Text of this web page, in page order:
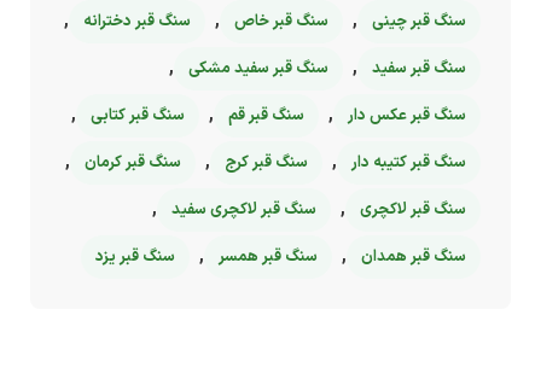
سنگ قبر چینی , سنگ قبر خاص , سنگ قبر دخترانه ,
سنگ قبر سفید , سنگ قبر سفید مشکی ,
سنگ قبر عکس دار , سنگ قبر قم , سنگ قبر کتابی ,
سنگ قبر کتیبه دار , سنگ قبر کرج , سنگ قبر کرمان ,
سنگ قبر لاکچری , سنگ قبر لاکچری سفید ,
سنگ قبر همدان , سنگ قبر همسر , سنگ قبر یزد